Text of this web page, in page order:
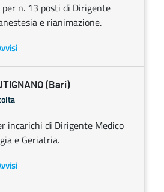
per n. 13 posti di Dirigente
e rianimazione.
(Bari)
incarichi di Dirigente Medico
e Geriatria.